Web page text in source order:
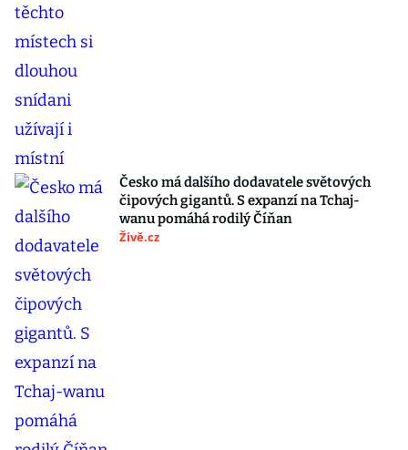
Česko má dalšího dodavatele světových
čipových gigantů. S expanzí na Tchaj-
wanu pomáhá rodilý Číňan
Živě.cz